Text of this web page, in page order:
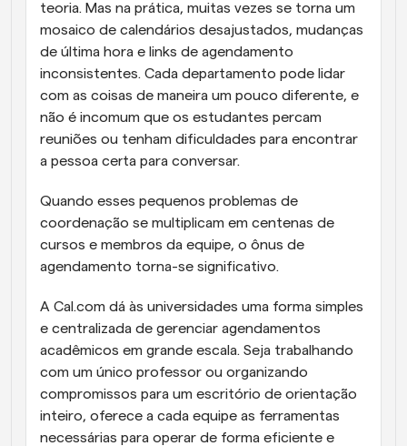
teoria. Mas na prática, muitas vezes se torna um
mosaico de calendários desajustados, mudanças
de última hora e links de agendamento
inconsistentes. Cada departamento pode lidar
com as coisas de maneira um pouco diferente, e
não é incomum que os estudantes percam
reuniões ou tenham dificuldades para encontrar
a pessoa certa para conversar.
Quando esses pequenos problemas de
coordenação se multiplicam em centenas de
cursos e membros da equipe, o ônus de
agendamento torna-se significativo.
A Cal.com dá às universidades uma forma simples
e centralizada de gerenciar agendamentos
acadêmicos em grande escala. Seja trabalhando
com um único professor ou organizando
compromissos para um escritório de orientação
inteiro, oferece a cada equipe as ferramentas
necessárias para operar de forma eficiente e